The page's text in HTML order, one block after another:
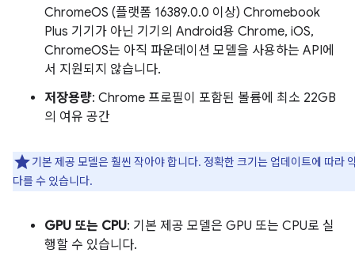
ChromeOS (플랫폼 16389.0.0 이상) Chromebook
Plus 기기가 아닌 기기의 Android용 Chrome, iOS,
ChromeOS는 아직 파운데이션 모델을 사용하는 API에
서 지원되지 않습니다.
저장용량: Chrome 프로필이 포함된 볼륨에 최소 22GB
의 여유 공간
기본 제공 모델은 훨씬 작아야 합니다. 정확한 크기는 업데이트에 따라
다를 수 있습니다.
GPU 또는 CPU: 기본 제공 모델은 GPU 또는 CPU로 실
행할 수 있습니다.